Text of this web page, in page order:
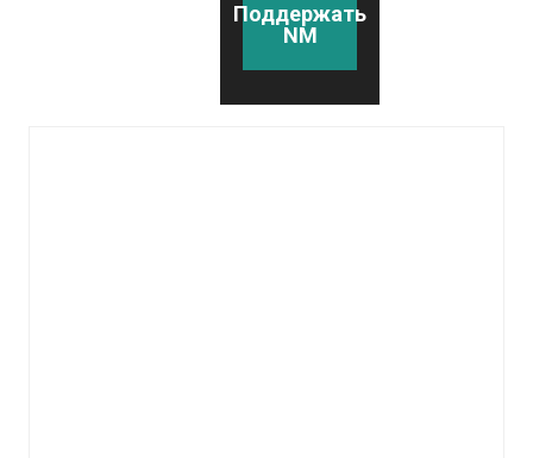
Поддержать
NM